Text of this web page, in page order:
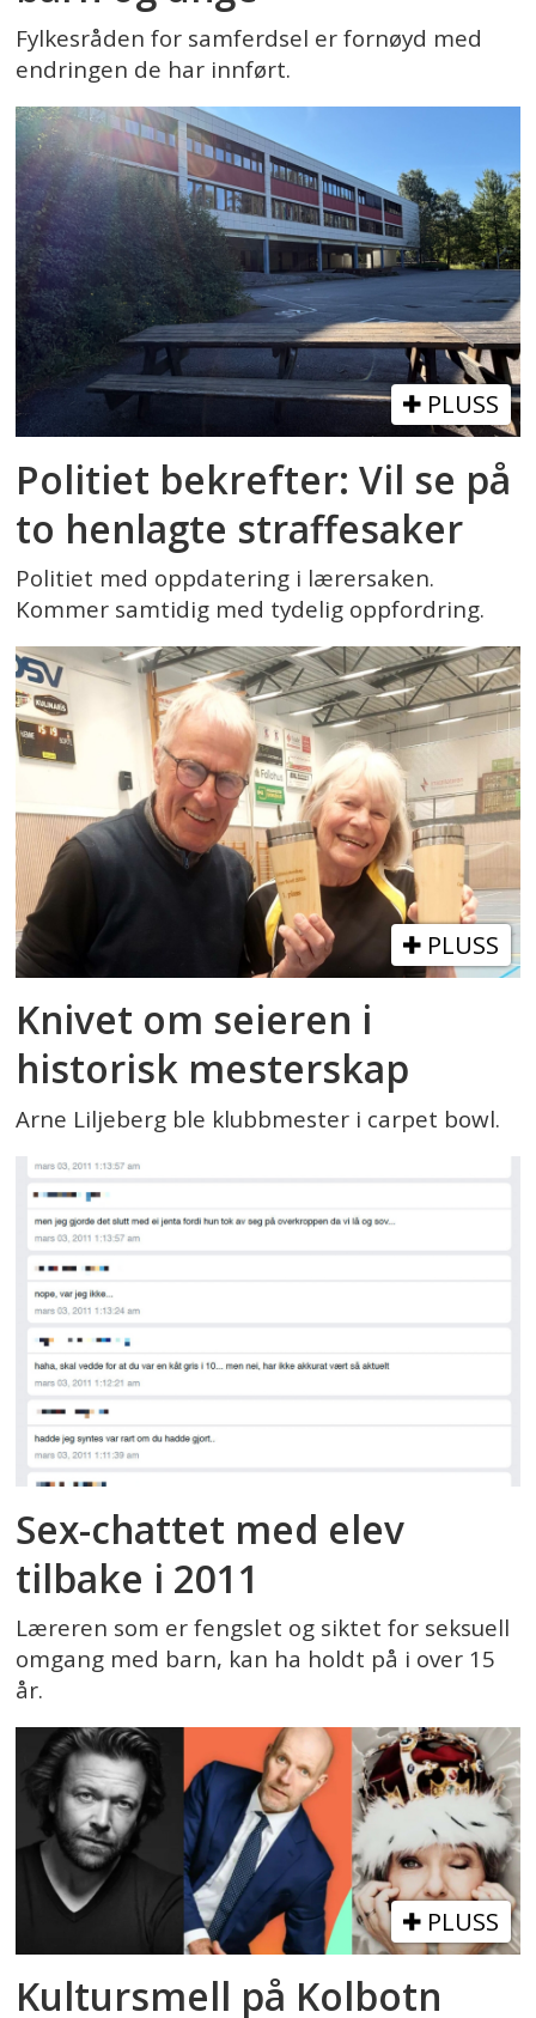
Fylkesråden for samferdsel er fornøyd med
endringen de har innført.
PLUSS
Politiet bekrefter: Vil se på
to henlagte straffesaker
Politiet med oppdatering i lærersaken.
Kommer samtidig med tydelig oppfordring.
PLUSS
Knivet om seieren i
historisk mesterskap
Arne Liljeberg ble klubbmester i carpet bowl.
Sex-chattet med elev
tilbake i 2011
Læreren som er fengslet og siktet for seksuell
omgang med barn, kan ha holdt på i over 15
år.
PLUSS
Kultursmell på Kolbotn